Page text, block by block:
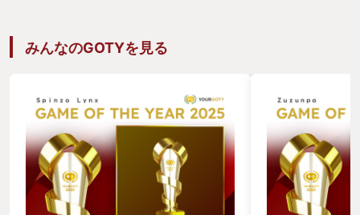
つ子の魂百まで」と言うように、幼い頃
にしゃぶりつくしたドット絵は令和にな
だ。 集英社ゲームズのブースでひとしき
り舐め回すように見学し、パンフレット
も確保して、ワクワクしながら2025年
の発売を待った。 その間、気持ちを盛り
上げるために墓場文庫さんの前作「和階
堂真の事件簿」をプレイ。ちなみに、こ
ちらは去年の私のGOTYである。 気持ち
の準備は万端！ 今は、お店に行かなくて
みんなのGOTYを見る